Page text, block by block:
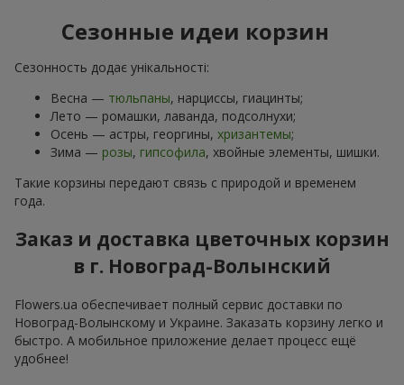
Сезонные идеи корзин
Сезонность додає унікальності:
Весна — тюльпаны, нарциссы, гиацинты;
Лето — ромашки, лаванда, подсолнухи;
Осень — астры, георгины, хризантемы;
Зима — розы, гипсофила, хвойные элементы, шишки.
Такие корзины передают связь с природой и временем
года.
Заказ и доставка цветочных корзин
в г. Новоград-Волынский
Flowers.ua обеспечивает полный сервис доставки по
Новоград-Волынскому и Украине. Заказать корзину легко и
быстро. А мобильное приложение делает процесс ещё
удобнее!